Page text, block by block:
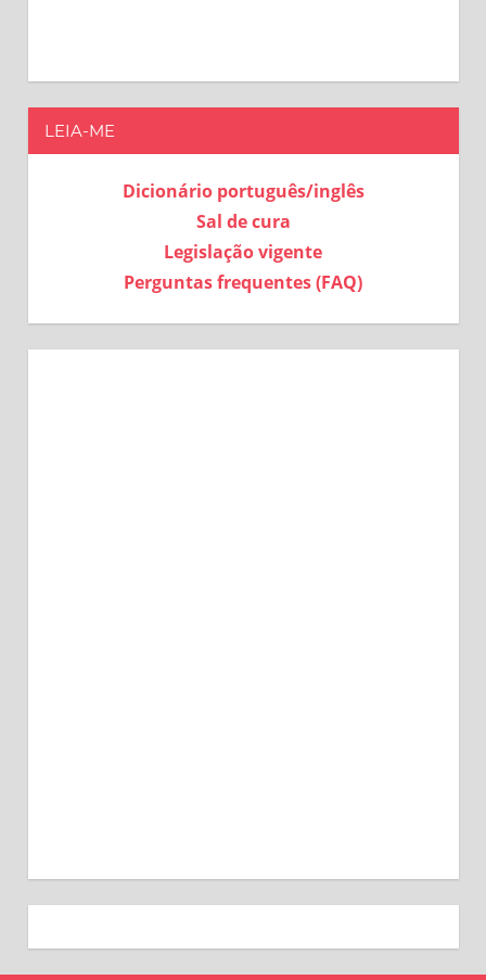
LEIA-ME
Dicionário português/inglês
Sal de cura
Legislação vigente
Perguntas frequentes (FAQ)